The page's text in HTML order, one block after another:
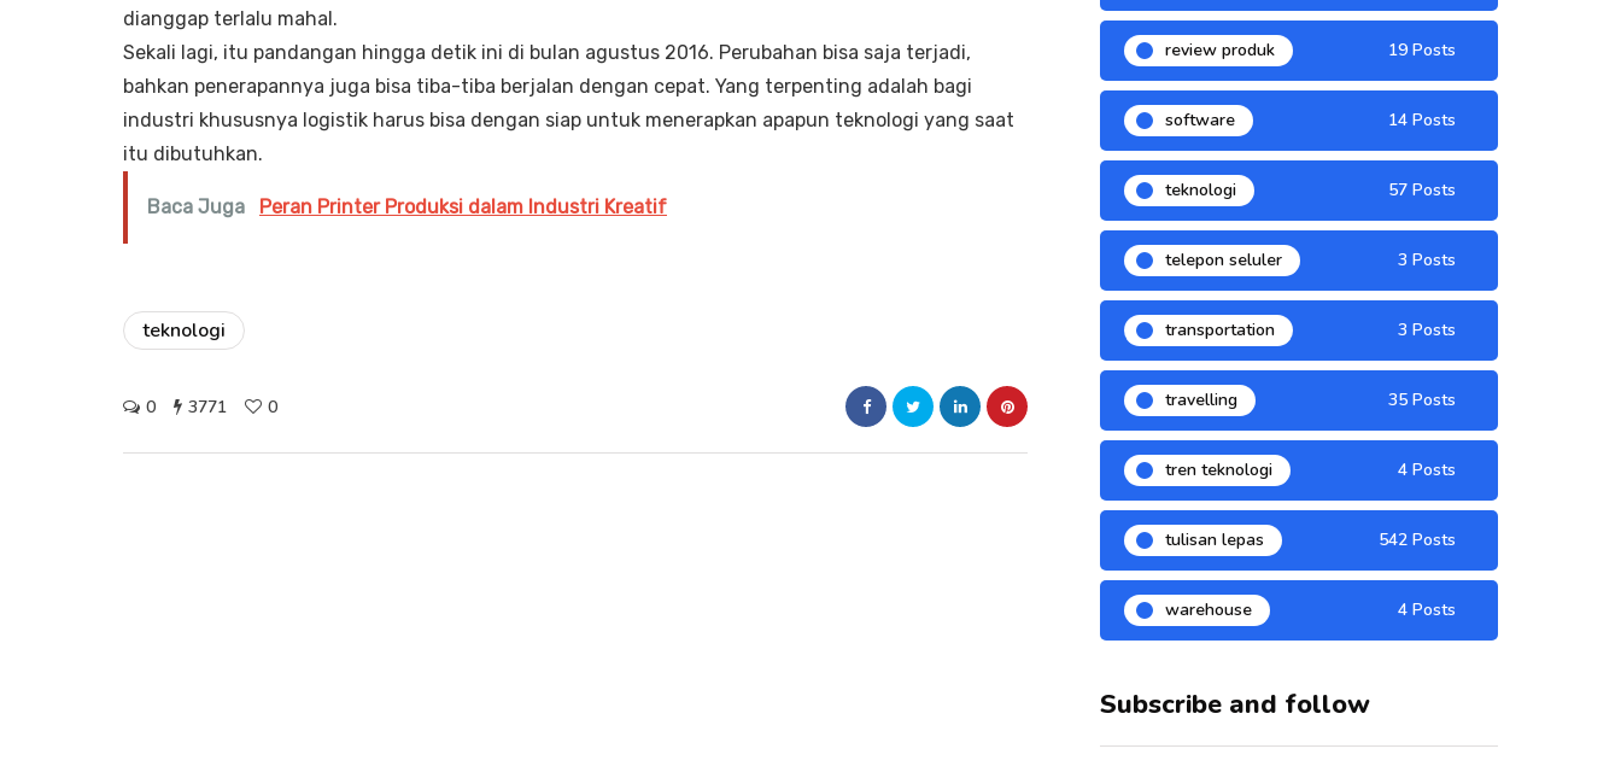
dianggap terlalu mahal.
Sekali lagi, itu pandangan hingga detik ini di bulan agustus 2016. Perubahan bisa saja terjadi,
bahkan penerapannya juga bisa tiba-tiba berjalan dengan cepat. Yang terpenting adalah bagi
industri khususnya logistik harus bisa dengan siap untuk menerapkan apapun teknologi yang saat
itu dibutuhkan.
Baca Juga Peran Printer Produksi dalam Industri Kreatif
teknologi
0 3771 0
review produk 19 Posts
software 14 Posts
teknologi 57 Posts
telepon seluler 3 Posts
transportation 3 Posts
travelling 35 Posts
tren teknologi 4 Posts
tulisan lepas 542 Posts
warehouse 4 Posts
Subscribe and follow